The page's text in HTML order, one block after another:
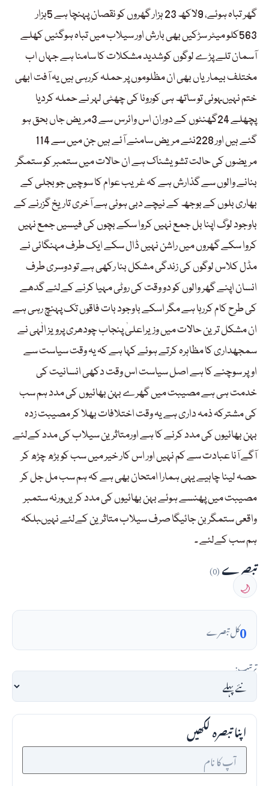
گھر تباہ ہوئے، 9لاکھ 23 ہزار گھروں کو نقصان پہنچا ہے 5ہزار
563کلو میٹر سڑکیں بھی بارش اور سیلاب میں تباہ ہوگئیں کھلے
آسمان تلے پڑے لوگوں کوشدید مشکلات کا سامنا ہے جہاں اب
مختلف بیماریاں بھی ان مظلوموں پر حملہ کررہی ہیں یہ آفت ابھی
ختم نہیںہوئی تو ساتھ ہی کورونا کی چھٹی لہر نے حملہ کردیا
پچھلے 24گھنٹوں کے دوران اس وائرس سے 3مریض جاں بحق ہو
گئے ہیں اور 228نئے مریض سامنے آئے ہیں جن میں سے 114
مریضوں کی حالت تشویشناک ہے ان حالات میں ستمبر کو ستمگر
بنانے والوں سے گذارش ہے کہ غریب عوام کا سوچیں جو بجلی کے
بھاری بلوں کے بوجھ کے نیچے دبی ہوئی ہے آخری تاریخ گزرنے کے
باوجود لوگ اپنا بل جمع نہیں کروا سکے بچوں کی فیسیں جمع نہیں
کروا سکے گھروں میں راشن نہیں ڈال سکے ایک طرف مہنگائی نے
مڈل کلاس لوگوں کی زندگی مشکل بنا رکھی ہے تو دوسری طرف
انسان اپنے گھر والوں کو دو وقت کی روٹی مہیا کرنے کےلئے گدھے
کی طرح کام کررہا ہے مگر اسکے باوجود بات فاقوں تک پہنچ رہی ہے
ان مشکل ترین حالات میں وزیراعلیٰ پنجاب چودھری پرویز الٰہی نے
سمجھداری کا مظاہرہ کرتے ہوئے کہا ہے کہ یہ وقت سیاست سے
اوپر سوچنے کا ہے اصل سیاست اس وقت دکھی انسانیت کی
خدمت ہی ہے مصیبت میں گھرے بہن بھائیوں کی مدد ہم سب
کی مشترکہ ذمہ داری ہے یہ وقت اختلافات بھلا کر مصیبت زدہ
بہن بھائیوں کی مدد کرنے کا ہے اورمتاثرین سیلاب کی مدد کےلئے
آگے آنا عبادت سے کم نہیں اور اس کار خیر میں سب کو بڑھ چڑھ کر
حصہ لینا چاہیے یہی ہمارا امتحان بھی ہے کہ ہم سب مل جل کر
مصیبت میں پھنسے ہوئے بہن بھائیوں کی مدد کریںورنہ ستمبر
واقعی ستمگر بن جائیگا صرف سیلاب متاثرین کےلئے نہیںبلکہ
ہم سب کےلئے ۔
تبصرے(0)
🌙
0کل تبصرے
ترتیب:
اپنا تبصرہ لکھیں